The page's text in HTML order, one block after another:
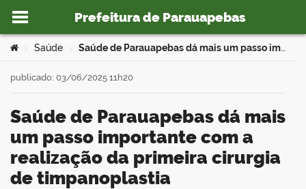
Ir para o conteúdo
Prefeitura de Parauapebas
portal
Você está aqui:
Saúde Saúde de Parauapebas dá mais um passo importante com a realização da primeira cirurgia de timpanoplastia
Saúde de Parauapebas dá mais
um passo importante com a
realização da primeira cirurgia
de timpanoplastia
publicado: 03/06/2025 11h20